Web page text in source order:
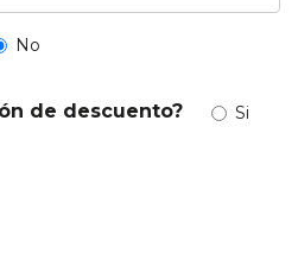
No
de descuento?
Si